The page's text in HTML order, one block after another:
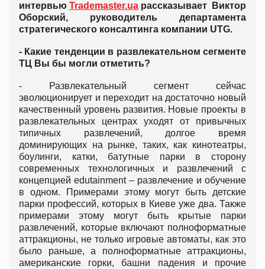
интервью Trademaster.ua рассказывает Виктор
Оборский, руководитель департамента
стратегического консалтинга компании UTG.
- Какие тенденции в развлекательном сегменте
ТЦ Вы бы могли отметить?
- Развлекательный сегмент сейчас
эволюционирует и переходит на достаточно новый
качественный уровень развития. Новые проекты в
развлекательных центрах уходят от привычных
типичных развлечений, долгое время
доминирующих на рынке, таких, как кинотеатры,
боулинги, катки, батутные парки в сторону
современных технологичных и развлечений с
концепцией edutainment – развлечение и обучение
в одном. Примерами этому могут быть детские
парки профессий, которых в Киеве уже два. Также
примерами этому могут быть крытые парки
развлечений, которые включают полноформатные
аттракционы, не только игровые автоматы, как это
было раньше, а полноформатные аттракционы,
американские горки, башни падения и прочие